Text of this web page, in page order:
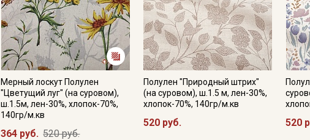
Мерный лоскут Полулен
"Цветущий луг" (на суровом),
ш.1.5м, лен-30%, хлопок-70%,
140гр/м.кв
364 руб. 520 руб.
Полулен "Природный штрих"
(на суровом), ш.1.5 м, лен-30%,
хлопок-70%, 140гр/м.кв
520 руб. 520
Подписаться
Ознакомлен(а) сПолитикой обработки персональных
данных
и даю Согласие на обработку персональных
данных
Согласие на получение рекламных и
информационных рассылок